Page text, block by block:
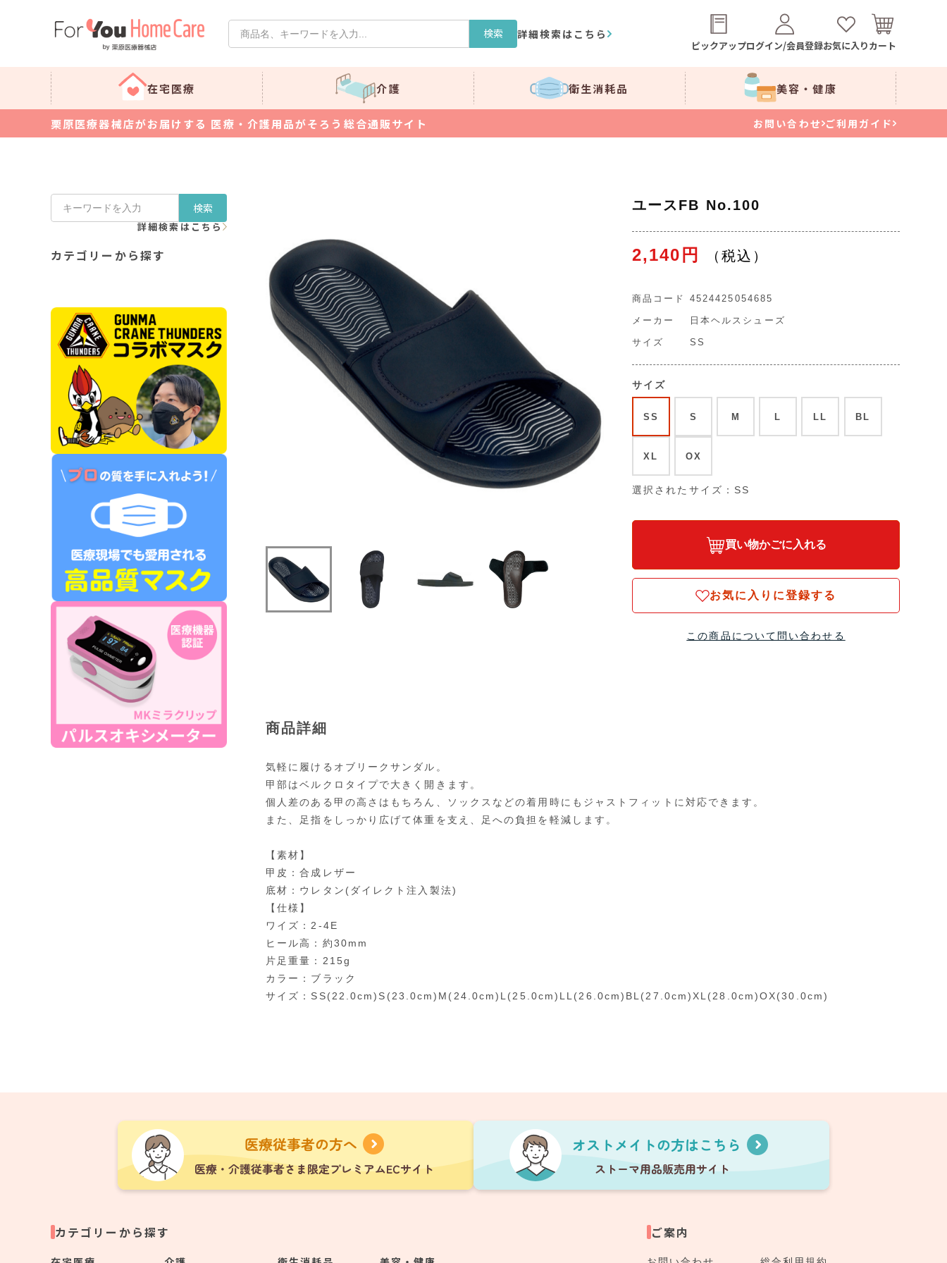
検索 詳細検索はこちら
ピックアップログイン/会員登録お気に入りカート
在宅医療 介護 衛生消耗品 美容・健康
栗原医療器械店がお届けする 医療・介護用品がそろう総合通販サイト お問い合わせ ご利用ガイド
検索
詳細検索はこちら
カテゴリーから探す
ユースFB No.100
2,140円
商品コード 4524425054685
メーカー 日本ヘルスシューズ
サイズ SS
サイズ
SS S M L LL BL
XL OX
選択されたサイズ：SS
買い物かごに入れる
お気に入りに登録する
この商品について問い合わせる
商品詳細
気軽に履けるオブリークサンダル。
甲部はベルクロタイプで大きく開きます。
個人差のある甲の高さはもちろん、ソックスなどの着用時にもジャストフィットに対応できます。
また、足指をしっかり広げて体重を支え、足への負担を軽減します。
【素材】
甲皮：合成レザー
底材：ウレタン(ダイレクト注入製法)
【仕様】
ワイズ：2-4E
ヒール高：約30mm
片足重量：215g
カラー：ブラック
サイズ：SS(22.0cm)S(23.0cm)M(24.0cm)L(25.0cm)LL(26.0cm)BL(27.0cm)XL(28.0cm)OX(30.0cm)
カテゴリーから探す ご案内